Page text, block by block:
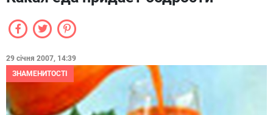
29 січня 2007, 14:39
ЗНАМЕНИТОСТІ